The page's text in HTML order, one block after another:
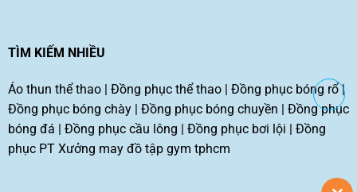
TÌM KIẾM NHIỀU
Áo thun thể thao| Đồng phục thể thao| Đồng phục bóng rổ|
Đồng phục bóng chày| Đồng phục bóng chuyền | Đồng phục
bóng đá | Đồng phục cầu lông | Đồng phục bơi lội | Đồng
phục PT Xưởng may đồ tập gym tphcm